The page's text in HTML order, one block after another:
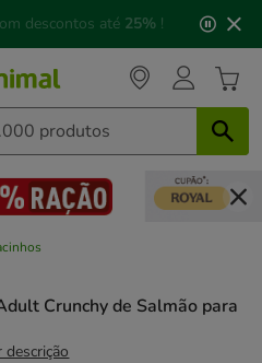
descontos até 25% !
Crunchy de Salmão para
descrição